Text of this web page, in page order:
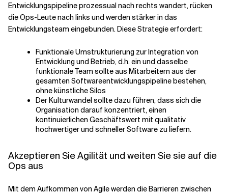
Entwicklungspipeline prozessual nach rechts wandert, rücken
die Ops-Leute nach links und werden stärker in das
Entwicklungsteam eingebunden. Diese Strategie erfordert:
Funktionale Umstrukturierung zur Integration von
Entwicklung und Betrieb, d.h. ein und dasselbe
funktionale Team sollte aus Mitarbeitern aus der
gesamten Softwareentwicklungspipeline bestehen,
ohne künstliche Silos
Der Kulturwandel sollte dazu führen, dass sich die
Organisation darauf konzentriert, einen
kontinuierlichen Geschäftswert mit qualitativ
hochwertiger und schneller Software zu liefern.
Akzeptieren Sie Agilität und weiten Sie sie auf die
Ops aus
Mit dem Aufkommen von Agile werden die Barrieren zwischen